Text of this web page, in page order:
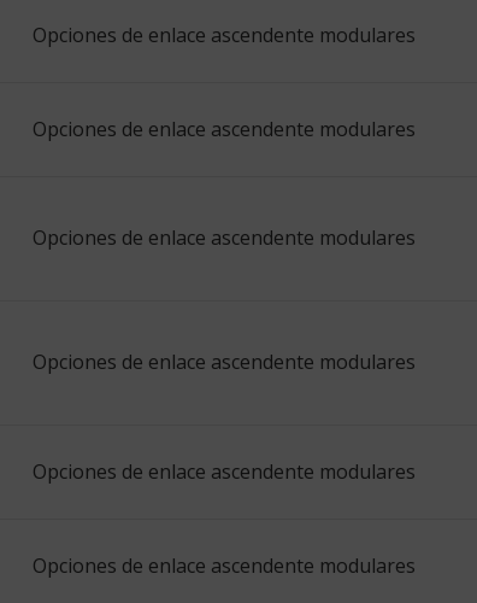
Opciones de enlace ascendente modulares
Opciones de enlace ascendente modulares
Opciones de enlace ascendente modulares
Opciones de enlace ascendente modulares
Opciones de enlace ascendente modulares
Opciones de enlace ascendente modulares